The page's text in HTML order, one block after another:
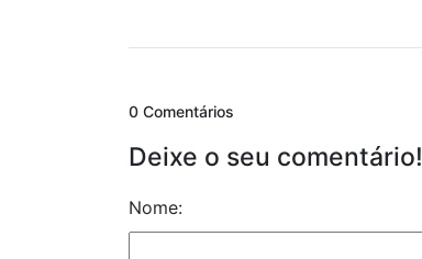
0 Comentários
Deixe o seu comentário!
Nome: